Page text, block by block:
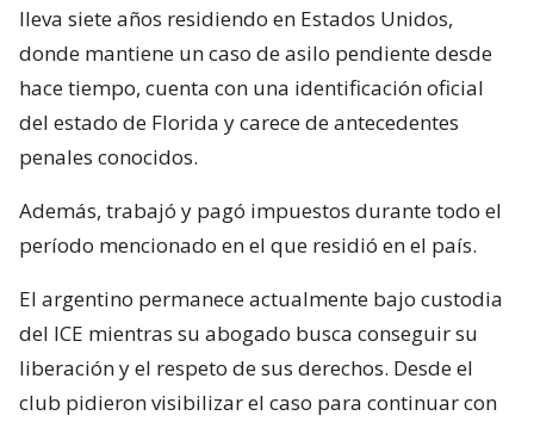
lleva siete años residiendo en Estados Unidos,
donde mantiene un caso de asilo pendiente desde
hace tiempo, cuenta con una identificación oficial
del estado de Florida y carece de antecedentes
penales conocidos.
Además, trabajó y pagó impuestos durante todo el
período mencionado en el que residió en el país.
El argentino permanece actualmente bajo custodia
del ICE mientras su abogado busca conseguir su
liberación y el respeto de sus derechos. Desde el
club pidieron visibilizar el caso para continuar con